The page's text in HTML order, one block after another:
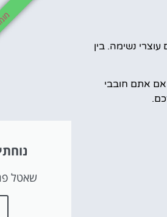
נשימה. בין
אם אתם חובבי
שאטל